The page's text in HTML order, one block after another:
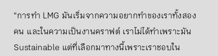
“การทำ LMG มันเริ่มจากความอยากทำของเราทั้งสอง
คน และในความเป็นงานคราฟต์ เราไม่ได้ทำเพราะมัน
Sustainable แต่ที่เลือกมาทางนี้เพราะเราชอบใน